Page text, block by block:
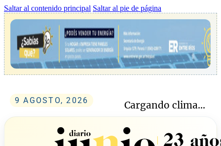
Saltar al contenido principal Saltar al pie de página
9 AGOSTO, 2026 Cargando clima...